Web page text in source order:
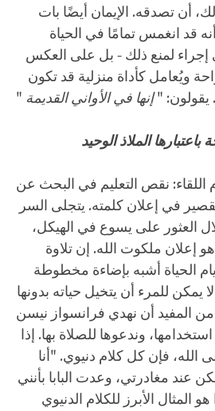
أن تصدقه. الإيمان أيضًا بات
أنه قد انغمس تمامًا في الحياة
إجراء لمنع ذلك - بل على العكس
ويُعامل كأداة منزلية قد تكون
يقولون: "إنها في الأواني القديمة "
الملاذ الوحيد
نقص التعليم في البحث عن
في إعلان كلمته. يتجلى السر
العثور على يسوع في الهيكل،
إعلان ملكوت الله. إن تلاوة
الحياة أشبه بإضاءة مخطوطة
للمرء أن يتخيل حياته بدونها
المفيد أن نهدي فرانسواز نيسن
وندعوها للصلاة بها. إذا
الله، فإن كل كلام دنيوي. "أنا
مغادرتي، وعدت البابا بأنني
الأبرز للكلام الدنيوي